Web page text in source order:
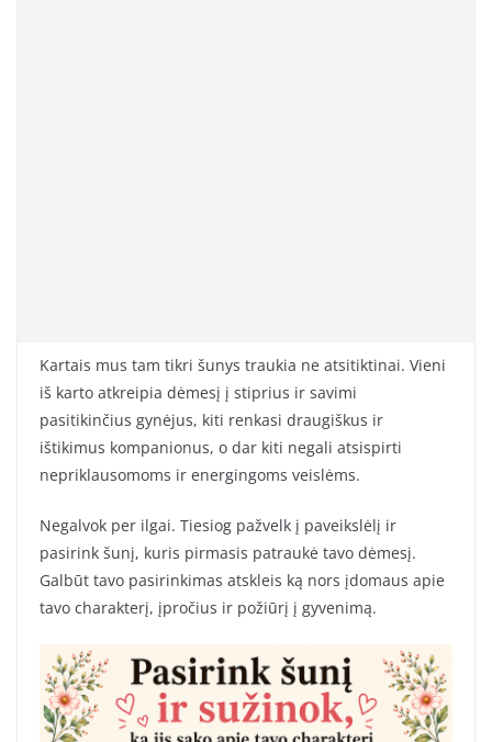
Kartais mus tam tikri šunys traukia ne atsitiktinai. Vieni
iš karto atkreipia dėmesį į stiprius ir savimi
pasitikinčius gynėjus, kiti renkasi draugiškus ir
ištikimus kompanionus, o dar kiti negali atsispirti
nepriklausomoms ir energingoms veislėms.
Negalvok per ilgai. Tiesiog pažvelk į paveikslėlį ir
pasirink šunį, kuris pirmasis patraukė tavo dėmesį.
Galbūt tavo pasirinkimas atskleis ką nors įdomaus apie
tavo charakterį, įpročius ir požiūrį į gyvenimą.